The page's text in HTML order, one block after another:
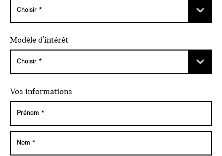
Modèle d'intérêt
Vos informations